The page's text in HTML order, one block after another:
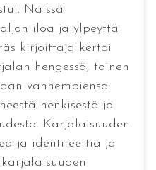
Näissä
iloa ja ylpeyttä
kirjoittaja kertoi
hengessä, toinen
vanhempiensa
henkisestä ja
Karjalaisuuden
ja identiteettiä ja